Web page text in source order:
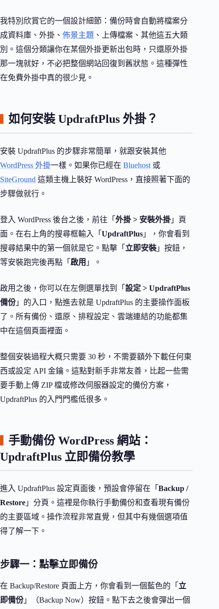
我特別欣賞它的一個設計細節：備份時會自動將檔案分
成資料庫、外掛、 佈景主題 、上傳檔案、其他這五大類
別。這個分類讓你在某個外掛更新出包時，只還原外掛
那一塊就好，不必把整個網站回復到舊狀態。這種彈性
在免費外掛中真的很少見。
如何安裝 UpdraftPlus 外掛？
安裝 UpdraftPlus 的步驟非常簡單，就跟安裝其他
WordPress 外掛一樣。如果你已經在 Bluehost 或
SiteGround 這類主機上裝好 WordPress，直接照著下面的
步驟做就行。
登入 WordPress 後台之後，前往「 外掛 > 安裝外掛」頁
面。在右上角的搜尋框輸入「 UpdraftPlus 」，你會看到
搜尋結果中的第一個就是它。點擊「 立即安裝 」按鈕，
等安裝跑完後再點「 啟用 」。
啟用之後，你可以在左側選單找到「 設定 > UpdraftPlus
備份 」的入口，點進去就是 UpdraftPlus 的主要操作面板
了。所有備份、還原、排程設定、雲端連結的功能都集
中在這個頁面裡面。
整個安裝過程大概只需要 30 秒，不需要額外下載任何東
西或設定 API 金鑰。這點對新手非常友善，比起一些需
要手動上傳 ZIP 檔或修改伺服器設定的備份方案，
UpdraftPlus 的入門門檻低很多。
手動備份 WordPress 網站：
UpdraftPlus 立即備份教學
進入 UpdraftPlus 設定頁面後，預設會停留在「 Backup /
Restore 」分頁。這裡是你執行手動備份和查看現有備份
的主要區域。操作流程非常直覺，但其中有幾個選項值
得了解一下。
步驟一：點擊立即備份
在 Backup/Restore 頁面上方，你會看到一個藍色的「 立
即備份 」（Backup Now）按鈕。點下去之後會彈出一個